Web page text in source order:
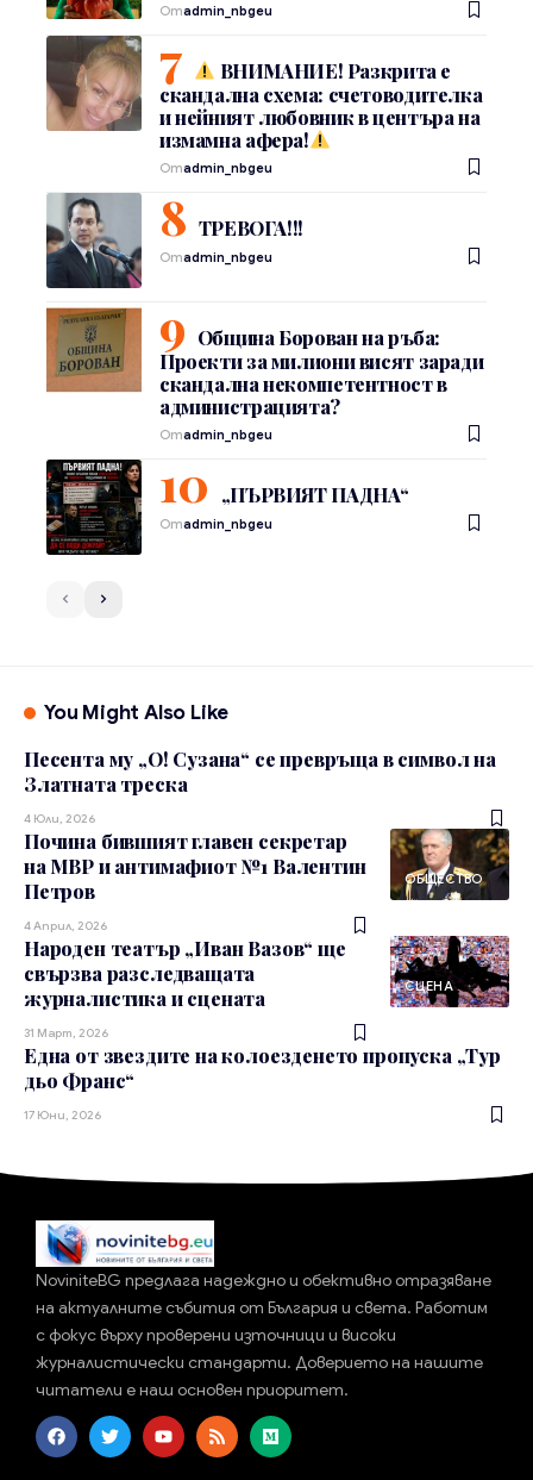
Отadmin_nbgeu
ВНИМАНИЕ! Разкрита е
скандална схема: счетоводителка
и нейният любовник в центъра на
измамна афера!
Отadmin_nbgeu
ТРЕВОГА!!!
Отadmin_nbgeu
Община Борован на ръба:
Проекти за милиони висят заради
скандална некомпетентност в
администрацията?
Отadmin_nbgeu
„ПЪРВИЯТ ПАДНА“
Отadmin_nbgeu
You Might Also Like
Песента му „О! Сузана“ се превръща в символ на
Златната треска
4 Юли, 2026
ОБЩЕСТВО
Почина бившият главен секретар
на МВР и антимафиот №1 Валентин
Петров
4 Април, 2026
СЦЕНА
Народен театър „Иван Вазов“ ще
свързва разследващата
журналистика и сцената
31 Март, 2026
Една от звездите на колоезденето пропуска „Тур
дьо Франс“
17 Юни, 2026
NoviniteBG предлага надеждно и обективно отразяване
на актуалните събития от България и света. Работим
с фокус върху проверени източници и високи
журналистически стандарти. Доверието на нашите
читатели е наш основен приоритет.